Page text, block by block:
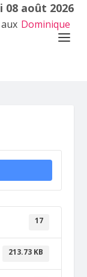
08 août 2026
Dominique
17
213.73 KB